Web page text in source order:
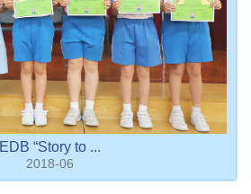
EDB “Story to ...
2018-06